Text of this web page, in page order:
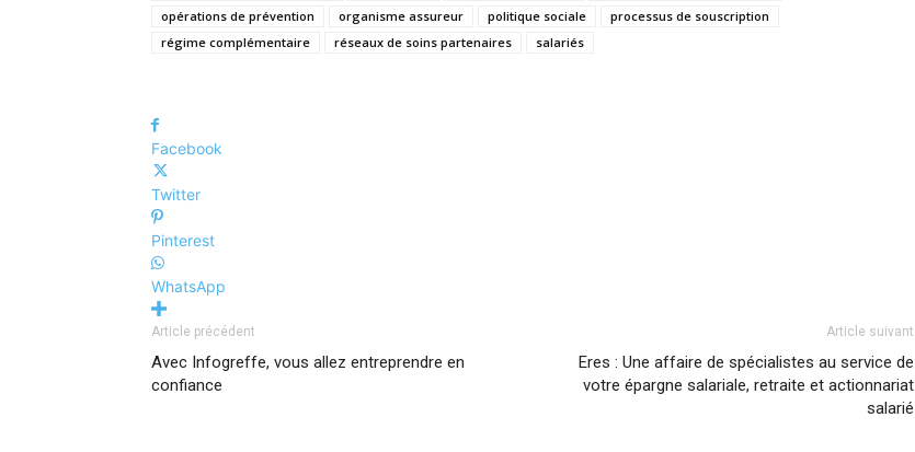
opérations de prévention
organisme assureur politique sociale
processus de souscription
régime complémentaire
réseaux de soins partenaires salariés
Facebook
Twitter
Pinterest
WhatsApp
Article précédent
Avec Infogreffe, vous allez entreprendre en
confiance
Article suivant
Eres : Une affaire de spécialistes au service de
votre épargne salariale, retraite et actionnariat
salarié